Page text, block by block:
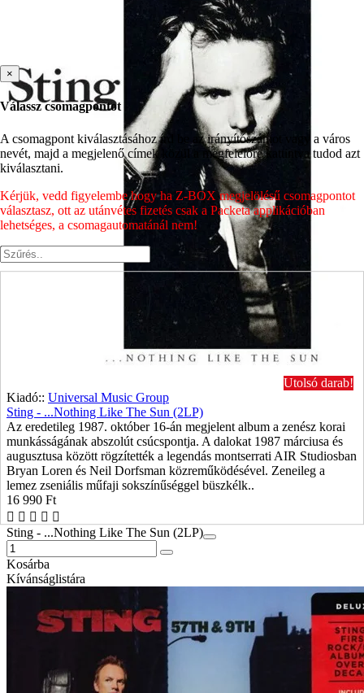
Utolsó darab!
Kiadó:: Universal Music Group
Sting - ...Nothing Like The Sun (2LP)
Az eredetileg 1987. október 16-án megjelent album a zenész korai
munkásságának abszolút csúcspontja. A dalokat 1987 márciusa és
augusztusa között rögzítették a legendás montserrati AIR Studiosban
Bryan Loren és Neil Dorfsman közreműködésével. Zeneileg a
lemez zseniális műfaji sokszínűséggel büszkélk..
16 990 Ft
Sting - ...Nothing Like The Sun (2LP)
Kosárba
Kívánságlistára
×
Válassz csomagpontot
A csomagpont kiválasztásához írd be az irányítószámot vagy a város
nevét, majd a megjelenő címek közül a megfelelőre kattintva tudod azt
kiválasztani.
Kérjük, vedd figyelembe hogy ha Z-BOX megjelölésű csomagpontot
választasz, ott az utánvétes fizetés csak a Packeta applikációban
lehetséges, a csomagautomatánál nem!